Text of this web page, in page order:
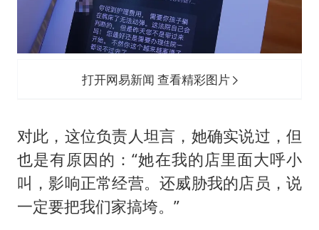
打开网易新闻 查看精彩图片
对此，这位负责人坦言，她确实说过，但
也是有原因的：“她在我的店里面大呼小
叫，影响正常经营。还威胁我的店员，说
一定要把我们家搞垮。”